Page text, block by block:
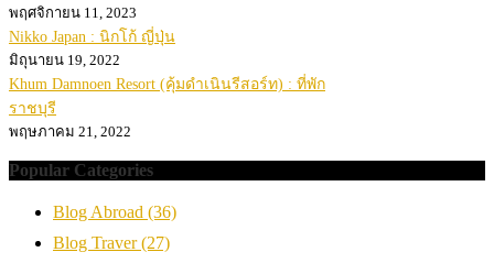
พฤศจิกายน 11, 2023
Nikko Japan : นิกโก้ ญี่ปุ่น
มิถุนายน 19, 2022
Khum Damnoen Resort (คุ้มดำเนินรีสอร์ท) : ที่พัก
ราชบุรี
พฤษภาคม 21, 2022
Popular Categories
Blog Abroad (36)
Blog Traver(27)